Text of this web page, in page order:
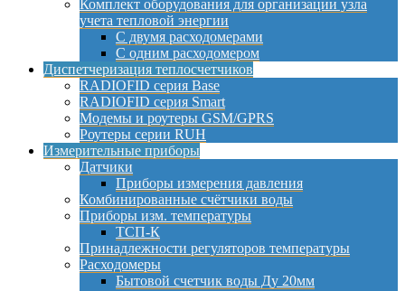
Комплект оборудования для организации узла
учета тепловой энергии
С двумя расходомерами
С одним расходомером
Диспетчеризация теплосчетчиков
RADIOFID серия Base
RADIOFID серия Smart
Модемы и роутеры GSM/GPRS
Роутеры серии RUH
Измерительные приборы
Датчики
Приборы измерения давления
Комбинированные счётчики воды
Приборы изм. температуры
ТСП-К
Принадлежности регуляторов температуры
Расходомеры
Бытовой счетчик воды Ду 20мм